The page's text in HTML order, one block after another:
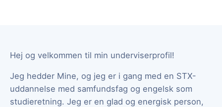
Hej og velkommen til min underviserprofil!
Jeg hedder Mine, og jeg er i gang med en STX-
uddannelse med samfundsfag og engelsk som
studieretning. Jeg er en glad og energisk person,